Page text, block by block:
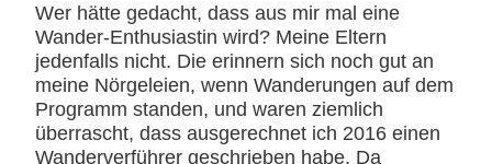
Wer hätte gedacht, dass aus mir mal eine
Wander-Enthusiastin wird? Meine Eltern
jedenfalls nicht. Die erinnern sich noch gut an
meine Nörgeleien, wenn Wanderungen auf dem
Programm standen, und waren ziemlich
überrascht, dass ausgerechnet ich 2016 einen
Wanderverführer geschrieben habe. Da